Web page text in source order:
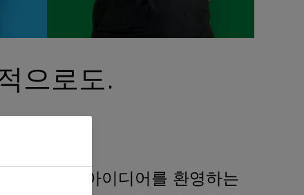
으로도.
고 당신의 아이디어를 환영하는